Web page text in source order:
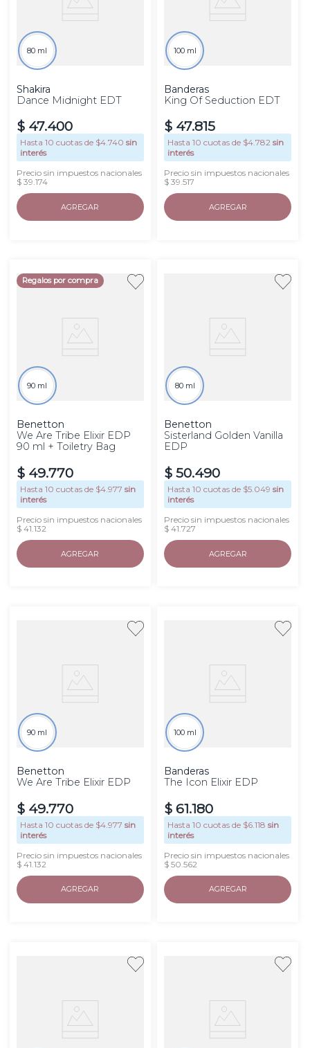
80 ml
Shakira
Dance Midnight EDT
$ 47.400
Hasta 10 cuotas de $4.740 sin
interés
Precio sin impuestos nacionales
$ 39.174
AGREGAR
100 ml
Banderas
King Of Seduction EDT
$ 47.815
Hasta10 cuotas de $4.782 sin
interés
Precio sin impuestos nacionales
$ 39.517
AGREGAR
Regalos por compra
90 ml
Benetton
We Are Tribe Elixir EDP
90 ml + Toiletry Bag
$ 49.770
Hasta 10 cuotas de $4.977 sin
interés
Precio sin impuestos nacionales
$ 41.132
AGREGAR
80 ml
Benetton
Sisterland Golden Vanilla
EDP
$ 50.490
Hasta10 cuotas de $5.049 sin
interés
Precio sin impuestos nacionales
$ 41.727
AGREGAR
90 ml
Benetton
We Are Tribe Elixir EDP
$ 49.770
Hasta 10 cuotas de $4.977 sin
interés
Precio sin impuestos nacionales
$ 41.132
AGREGAR
100 ml
Banderas
The Icon Elixir EDP
$ 61.180
Hasta10 cuotas de $6.118 sin
interés
Precio sin impuestos nacionales
$ 50.562
AGREGAR